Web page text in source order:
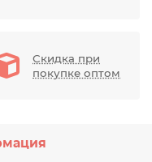
Скидка при
покупке оптом